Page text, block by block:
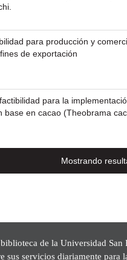
para producción y
de exportación
para la
base en cacao (Theobrama
Mostrando
de la Universidad San
sus servicios diariamente para